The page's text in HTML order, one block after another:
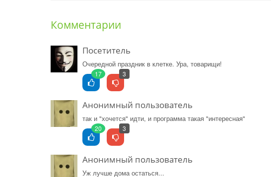
Комментарии
Посетитель
Очередной праздник в клетке. Ура, товарищи!
17 3
Анонимный пользователь
так и "хочется" идти, и программа такая "интересная"
20 3
Анонимный пользователь
Уж лучше дома остаться...